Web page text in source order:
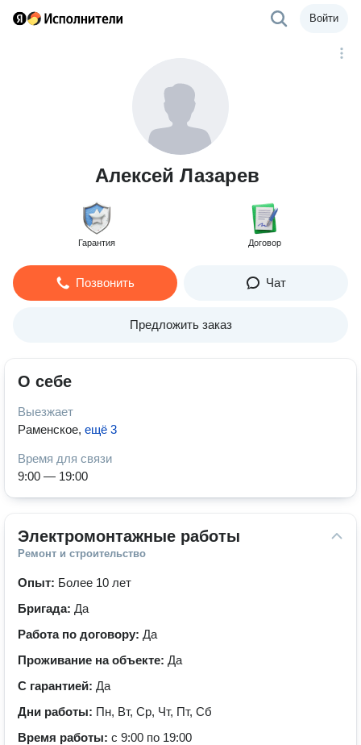
Войти
Алексей Лазарев
Гарантия Договор
Позвонить Чат
Предложить заказ
О себе
Выезжает
Раменское, ещё 3
Время для связи
9:00 — 19:00
Электромонтажные работы
Ремонт и строительство
Опыт: Более 10 лет
Бригада: Да
Работа по договору: Да
Проживание на объекте: Да
С гарантией: Да
Дни работы: Пн, Вт, Ср, Чт, Пт, Сб
Время работы: с 9:00 по 19:00